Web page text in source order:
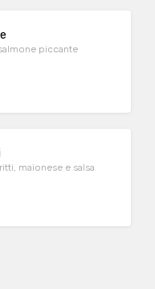
piccante
maionese e salsa